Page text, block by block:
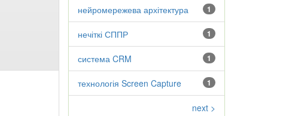
1
нейромережева архітектура
1
нечіткі СППР
1
система CRM
1
технологія Screen Capture
next >